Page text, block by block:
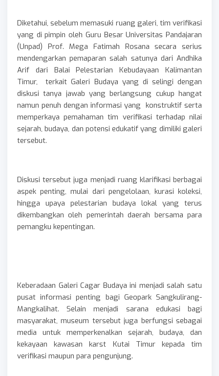
Diketahui, sebelum memasuki ruang galeri, tim verifikasi
yang di pimpin oleh Guru Besar Universitas Pandajaran
(Unpad) Prof. Mega Fatimah Rosana secara serius
mendengarkan pemaparan salah satunya dari Andhika
Arif dari Balai Pelestarian Kebudayaan Kalimantan
Timur, terkait Galeri Budaya yang di selingi dengan
diskusi tanya jawab yang berlangsung cukup hangat
namun penuh dengan informasi yang konstruktif serta
memperkaya pemahaman tim verifikasi terhadap nilai
sejarah, budaya, dan potensi edukatif yang dimiliki galeri
tersebut.
Diskusi tersebut juga menjadi ruang klarifikasi berbagai
aspek penting, mulai dari pengelolaan, kurasi koleksi,
hingga upaya pelestarian budaya lokal yang terus
dikembangkan oleh pemerintah daerah bersama para
pemangku kepentingan.
Keberadaan Galeri Cagar Budaya ini menjadi salah satu
pusat informasi penting bagi Geopark Sangkulirang-
Mangkalihat. Selain menjadi sarana edukasi bagi
masyarakat, museum tersebut juga berfungsi sebagai
media untuk memperkenalkan sejarah, budaya, dan
kekayaan kawasan karst Kutai Timur kepada tim
verifikasi maupun para pengunjung.